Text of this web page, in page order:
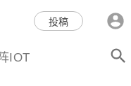
讯,动态,洞
智能,机器
投稿
IOT